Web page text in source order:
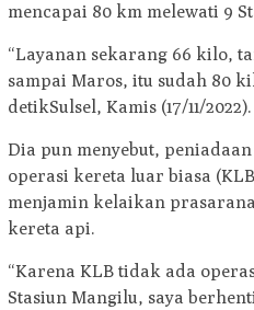
mencapai 80 km melewati 9
“Layanan sekarang 66 kilo,
sampai Maros, itu sudah 80
detikSulsel, Kamis (17/11/2022).
Dia pun menyebut,
operasi kereta luar biasa
menjamin kelaikan
kereta api.
“Karena KLB tidak ada
Stasiun Mangilu, saya